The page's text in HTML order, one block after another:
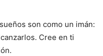
son como un imán:
Cree en ti